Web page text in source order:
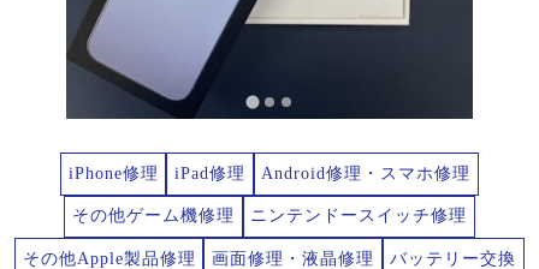
iPhone修理 iPad修理 Android修理・スマホ修理
その他ゲーム機修理 ニンテンドースイッチ修理
その他Apple製品修理 画面修理・液晶修理 バッテリー交換